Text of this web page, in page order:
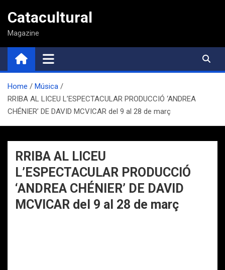
contenido
Catacultural
Magazine
Home
Música
RRIBA AL LICEU L’ESPECTACULAR PRODUCCIÓ ‘ANDREA
CHÉNIER’ DE DAVID MCVICAR del 9 al 28 de març
RRIBA AL LICEU
L’ESPECTACULAR PRODUCCIÓ
‘ANDREA CHÉNIER’ DE DAVID
MCVICAR del 9 al 28 de març